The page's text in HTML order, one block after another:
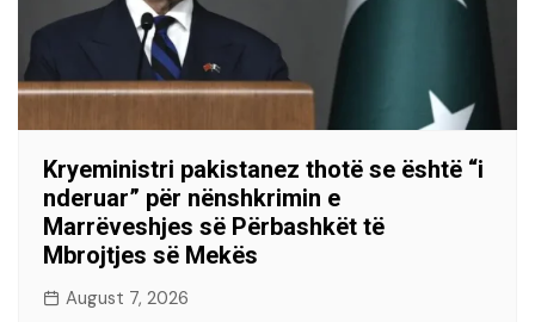
Kryeministri pakistanez thotë se është “i
nderuar” për nënshkrimin e
Marrëveshjes së Përbashkët të
Mbrojtjes së Mekës
August 7, 2026